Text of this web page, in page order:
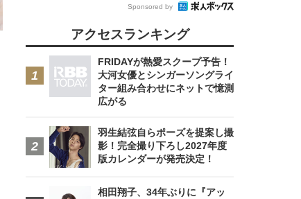
Sponsored by
アクセスランキング
FRIDAYが熱愛スクープ予告！
大河女優とシンガーソングライ
ター組み合わせにネットで憶測
広がる
羽生結弦自らポーズを提案し撮
影！完全撮り下ろし2027年度
版カレンダーが発売決定！
相田翔子、34年ぶりに『アッ